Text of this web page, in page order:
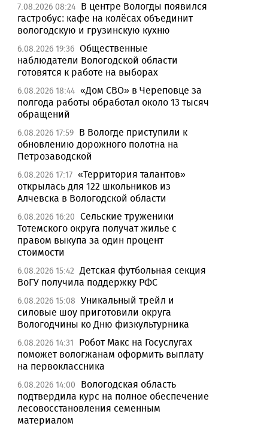
7.08.2026 08:24 В центре Вологды появился
гастробус: кафе на колёсах объединит
вологодскую и грузинскую кухню
6.08.2026 19:36 Общественные
наблюдатели Вологодской области
готовятся к работе на выборах
6.08.2026 18:44 «Дом СВО» в Череповце за
полгода работы обработал около 13 тысяч
обращений
6.08.2026 17:59 В Вологде приступили к
обновлению дорожного полотна на
Петрозаводской
6.08.2026 17:17 «Территория талантов»
открылась для 122 школьников из
Алчевска в Вологодской области
6.08.2026 16:20 Сельские труженики
Тотемского округа получат жилье с
правом выкупа за один процент
стоимости
6.08.2026 15:42 Детская футбольная секция
ВоГУ получила поддержку РФС
6.08.2026 15:08 Уникальный трейл и
силовые шоу приготовили округа
Вологодчины ко Дню физкультурника
6.08.2026 14:31
Робот Макс на Госуслугах
поможет вологжанам оформить выплату
на первоклассника
6.08.2026 14:00
Вологодская область
подтвердила курс на полное обеспечение
лесовосстановления семенным
материалом